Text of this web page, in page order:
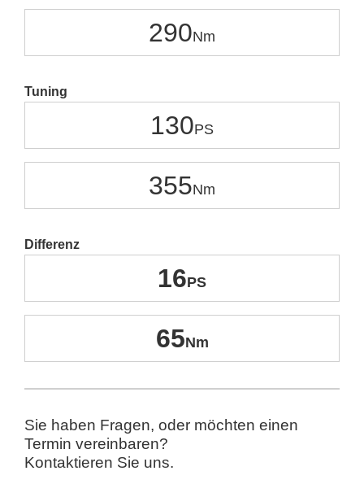
290
Tuning
130
355
Differenz
16
65
Sie haben Fragen, oder möchten einen
Termin vereinbaren?
Kontaktieren Sie uns.